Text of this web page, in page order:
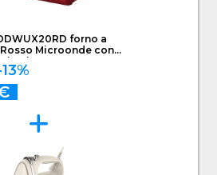
forno a
Microonde con
piana 20 L 700 W